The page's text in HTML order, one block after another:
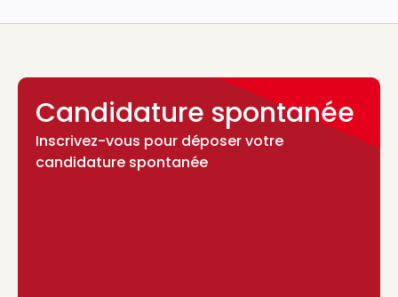
Candidature spontanée
Inscrivez-vous pour déposer votre
candidature spontanée